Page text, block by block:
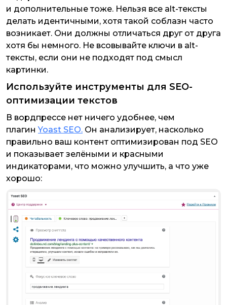
и дополнительные тоже. Нельзя все alt-тексты
делать идентичными, хотя такой соблазн часто
возникает. Они должны отличаться друг от друга
хотя бы немного. Не всовывайте ключи в alt-
тексты, если они не подходят под смысл
картинки.
Используйте инструменты для SEO-
оптимизации текстов
В вордпрессе нет ничего удобнее, чем
плагинYoast SEO. Он анализирует, насколько
правильно ваш контент оптимизирован под SEO
и показывает зелёными и красными
индикаторами, что можно улучшить, а что уже
хорошо: